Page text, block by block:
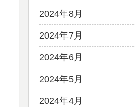
2024年8月
2024年7月
2024年6月
2024年5月
2024年4月